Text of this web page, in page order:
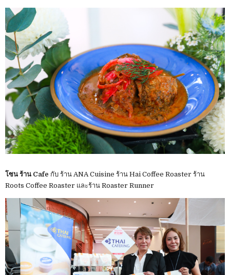
โซน ร้าน Cafe กับ ร้าน ANA Cuisine ร้าน Hai Coffee Roaster ร้าน
Roots Coffee Roaster และร้าน Roaster Runner